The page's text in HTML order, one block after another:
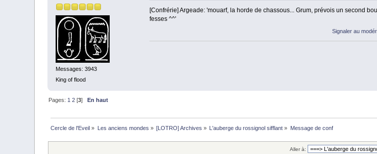
Messages: 3943
King of flood
[Confrérie] Argeade: 'mouarf, la horde de chassous... Grum, prévois un second
fesses ^^'
Signaler au
Pages: 1 2 [3]
En haut
Cercle de l'Eveil » Les anciens mondes » [LOTRO] Archives » L'auberge du rossignol sifflant » Message de conf
Aller à: